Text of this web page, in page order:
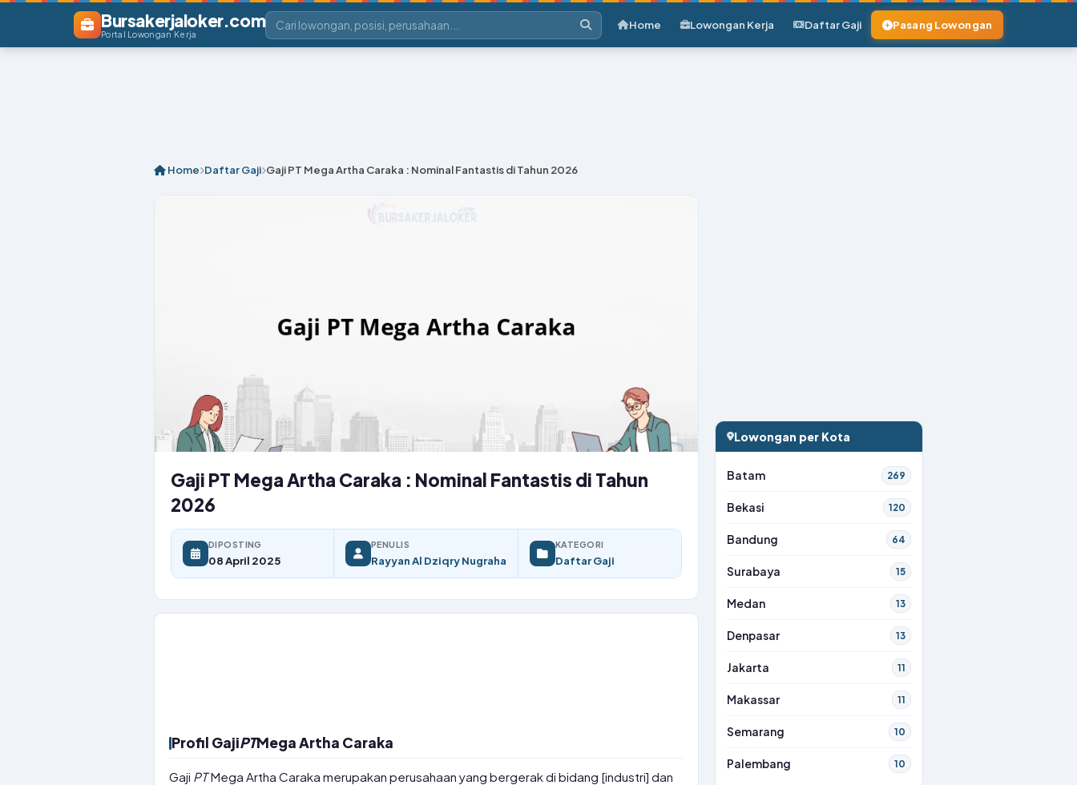
Bursakerjaloker.com
Portal Lowongan Kerja
Home Lowongan Kerja Daftar Gaji Pasang Lowongan
Home Daftar Gaji Gaji PT Mega Artha Caraka : Nominal Fantastis di Tahun 2026
Gaji PT Mega Artha Caraka : Nominal Fantastis di Tahun
2026
DIPOSTING
08 April 2025
PENULIS
Rayyan Al Dziqry Nugraha
KATEGORI
Daftar Gaji
Profil GajiPTMega Artha Caraka
Gaji PTMega Artha Caraka merupakan perusahaan yang bergerak di bidang [industri] dan
Lowongan per Kota
Batam 269
Bekasi 120
Bandung 64
Surabaya 15
Medan 13
Denpasar 13
Jakarta 11
Makassar 11
Semarang 10
Palembang 10